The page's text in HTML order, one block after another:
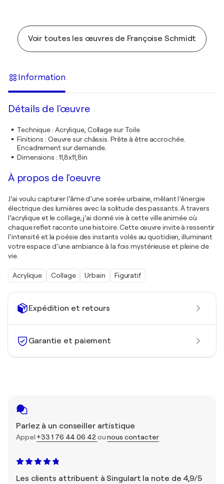
Expédition et retours
Garantie et paiement
Parlez à un conseiller artistique
Appel +33 1 76 44 06 42ounous contacter
Les clients attribuent à Singulart la note de 4,9/5
Voir toutes les œuvres de Françoise Schmidt
Information
Détails de l'œuvre
Technique: Acrylique, Collage sur Toile
Finitions : Oeuvre sur châssis. Prête à être accrochée.
Encadrement sur demande.
Dimensions : 11,8x11,8in
À propos de l'oeuvre
J’ai voulu capturer l’âme d’une soirée urbaine, mêlant l’énergie
électrique des lumières avec la solitude des passants. À travers
l’acrylique et le collage, j’ai donné vie à cette ville animée où
chaque reflet raconte une histoire. Cette œuvre invite à ressentir
l’intensité et la poésie des instants volés au quotidien, illuminant
votre espace d’une ambiance à la fois mystérieuse et pleine de
vie.
Acrylique Collage Urbain Figuratif